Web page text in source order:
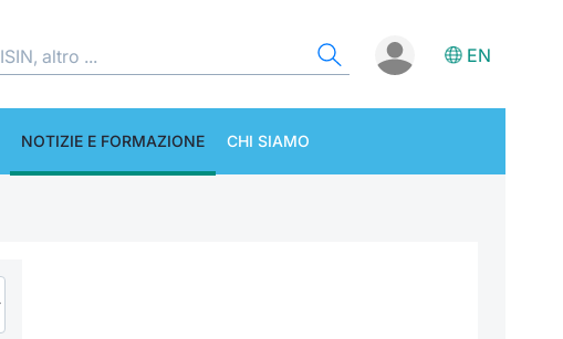
EN
NOTIZIE E FORMAZIONE CHI SIAMO